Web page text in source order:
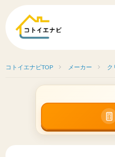
コトイエナビTOP メーカー ク